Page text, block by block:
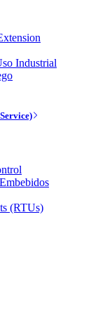
Industrial
(RTUs)